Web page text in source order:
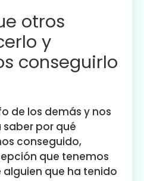
otros
y
conseguirlo
de los demás y nos
por qué
conseguido,
que tenemos
que ha tenido